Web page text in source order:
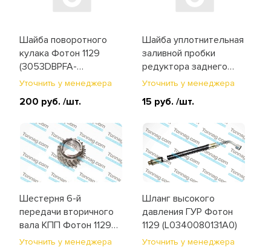
Шайба поворотного
кулака Фотон 1129
(3053DBPFA-
3001044ZC1)
Уточнить у менеджера
200 руб. /шт.
Шайба уплотнительная
заливной пробки
редуктора заднего
моста Фотон 1129
Уточнить у менеджера
15 руб. /шт.
Шестерня 6-й
передачи вторичного
вала КПП Фотон 1129
(6G120-3611B3)
Уточнить у менеджера
Шланг высокого
давления ГУР Фотон
1129 (L0340080131A0)
Уточнить у менеджера